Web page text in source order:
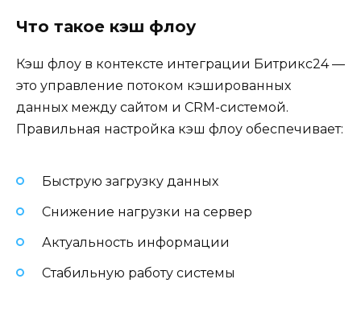
Что такое кэш флоу
Кэш флоу в контексте интеграции Битрикс24 —
это управление потоком кэшированных
данных между сайтом и CRM-системой.
Правильная настройка кэш флоу обеспечивает:
Быструю загрузку данных
Снижение нагрузки на сервер
Актуальность информации
Стабильную работу системы